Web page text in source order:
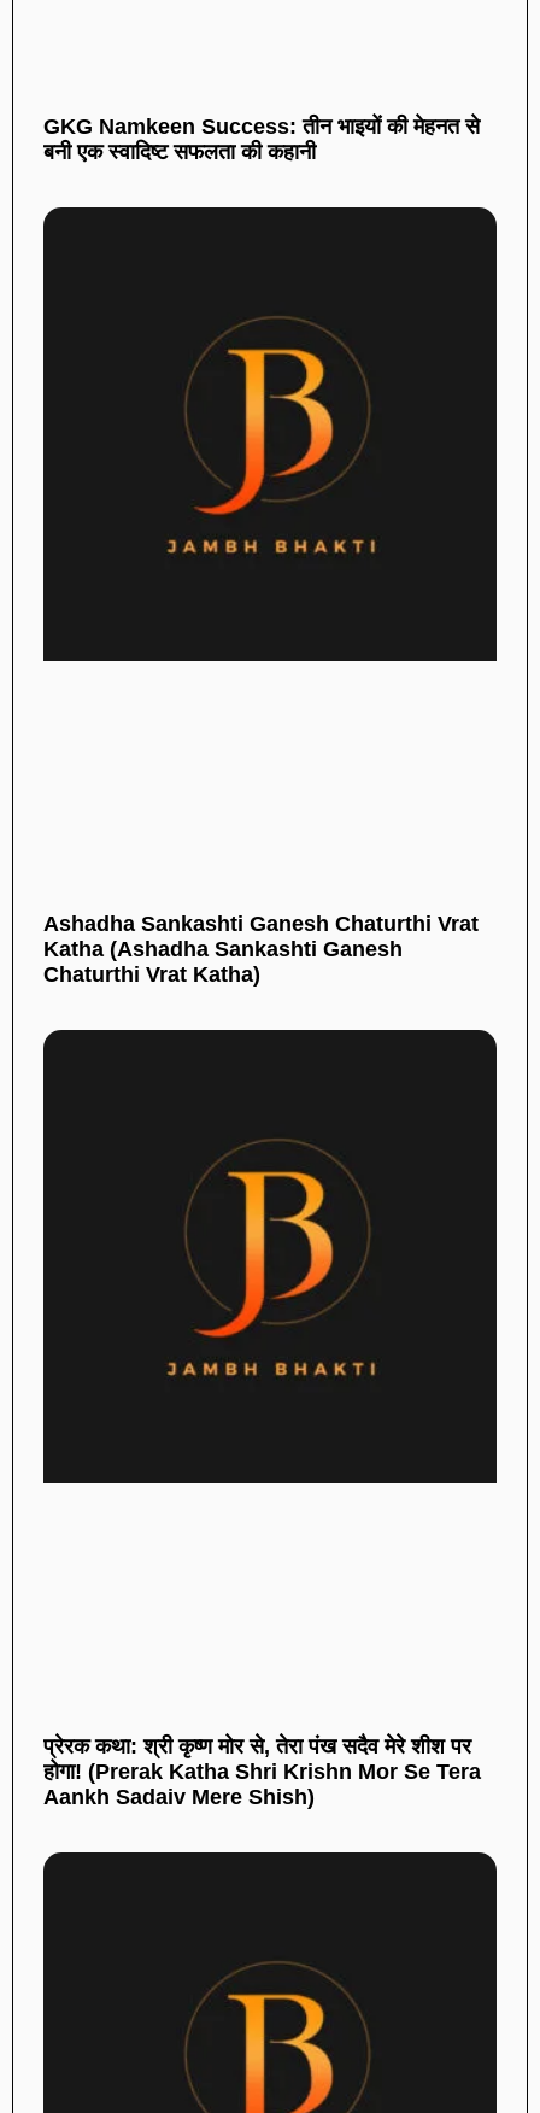
GKG Namkeen Success: तीन भाइयों की मेहनत से
बनी एक स्वादिष्ट सफलता की कहानी
Ashadha Sankashti Ganesh Chaturthi Vrat
Katha (Ashadha Sankashti Ganesh
Chaturthi Vrat Katha)
प्रेरक कथा: श्री कृष्ण मोर से, तेरा पंख सदैव मेरे शीश पर
होगा! (Prerak Katha Shri Krishn Mor Se Tera
Aankh Sadaiv Mere Shish)